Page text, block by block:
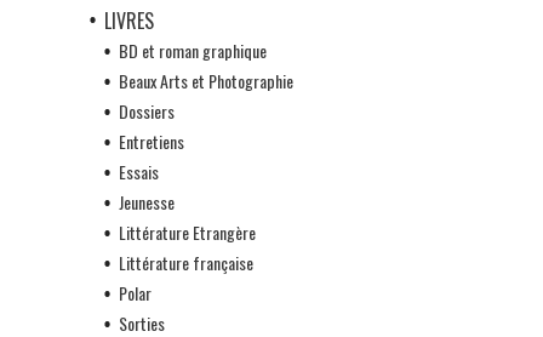
LIVRES
BD et roman graphique
Beaux Arts et Photographie
Dossiers
Entretiens
Essais
Jeunesse
Littérature Etrangère
Littérature française
Polar
Sorties